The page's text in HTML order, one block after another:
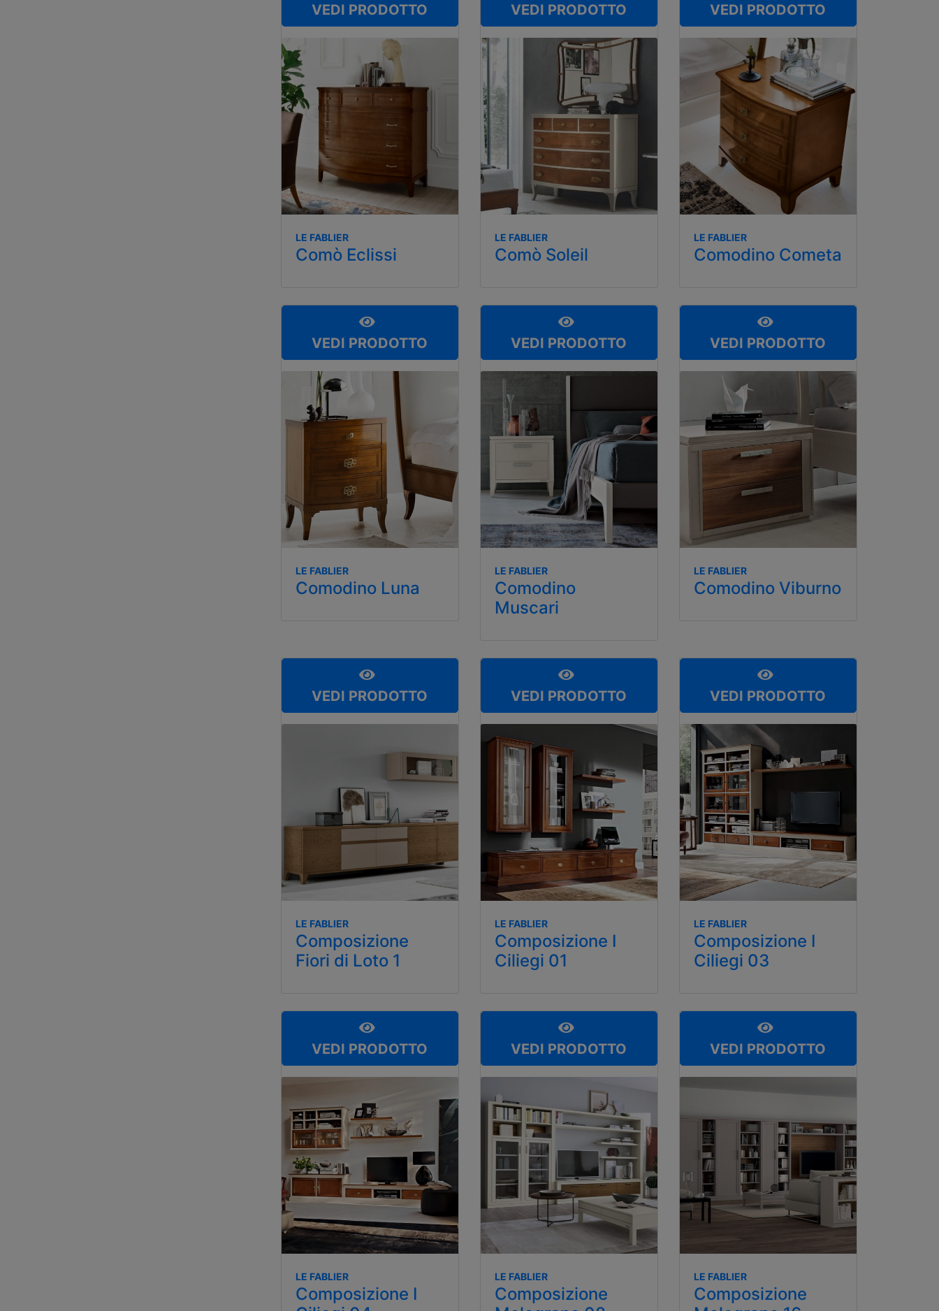
VEDI PRODOTTO
LE FABLIER
Comò Eclissi
VEDI PRODOTTO
LE FABLIER
Comò Soleil
VEDI PRODOTTO
LE FABLIER
Comodino Cometa
VEDI PRODOTTO
LE FABLIER
Comodino Luna
VEDI PRODOTTO
LE FABLIER
Comodino
Muscari
VEDI PRODOTTO
LE FABLIER
Comodino Viburno
VEDI PRODOTTO
LE FABLIER
Composizione
Fiori di Loto 1
VEDI PRODOTTO
LE FABLIER
Composizione I
Ciliegi 01
VEDI PRODOTTO
LE FABLIER
Composizione I
Ciliegi 03
VEDI PRODOTTO
LE FABLIER
Composizione I
VEDI PRODOTTO
LE FABLIER
Composizione
VEDI PRODOTTO
LE FABLIER
Composizione